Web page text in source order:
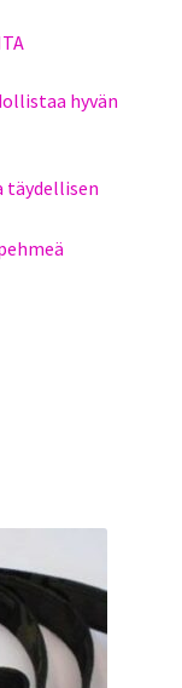
hyvän
täydellisen